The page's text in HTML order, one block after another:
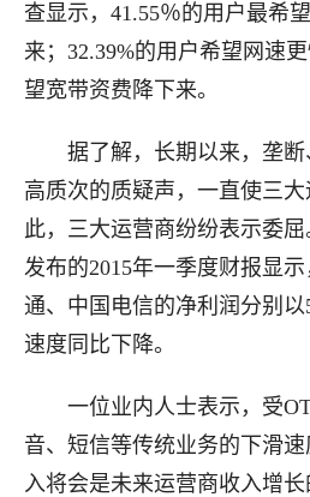
查显示，41.55％的用户最希
来；32.39%的用户希望网速
望宽带资费降下来。
据了解，长期以来，垄断
高质次的质疑声，一直使三
此，三大运营商纷纷表示委
发布的2015年一季度财报显
通、中国电信的净利润分别以
速度同比下降。
一位业内人士表示，受
音、短信等传统业务的下滑
入将会是未来运营商收入增